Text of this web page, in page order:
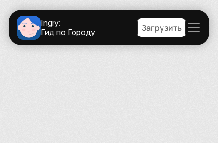
Ingry:
Гид по Городу
Загрузить